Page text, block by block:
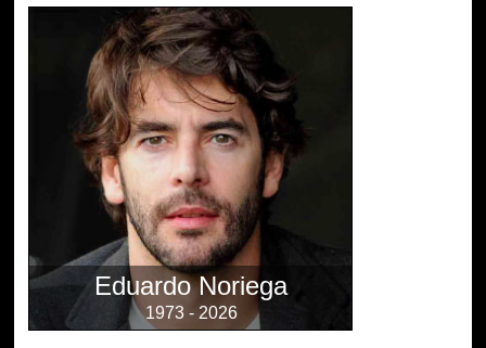
Eduardo Noriega
1973 - 2026